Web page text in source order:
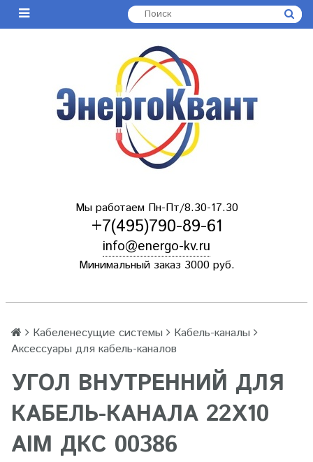
Мы работаем Пн-Пт/8.30-17.30
+7(495)790-89-61
info@energo-kv.ru
Минимальный заказ 3000 руб.
Кабеленесущие системы
Кабель-каналы
Аксессуары для кабель-каналов
УГОЛ ВНУТРЕННИЙ ДЛЯ
КАБЕЛЬ-КАНАЛА 22Х10
AIM ДКС 00386